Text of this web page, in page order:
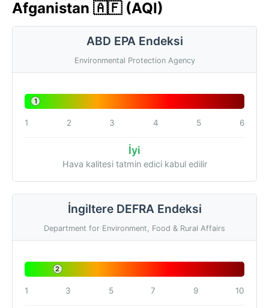
Afganistan 🇦🇫 (AQI)
ABD EPA Endeksi
Environmental Protection Agency
1
1 2 3 4 5 6
İyi
Hava kalitesi tatmin edici kabul edilir
İngiltere DEFRA Endeksi
Department for Environment, Food & Rural Affairs
2
1 3 5 7 9 10